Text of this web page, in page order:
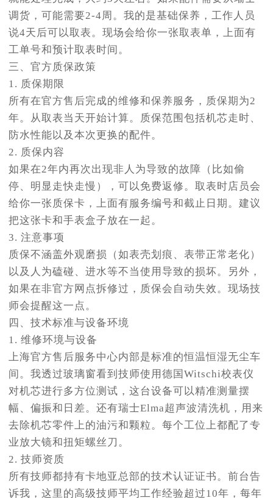
调货，可能需要2-4周。我的是基础保养，工作人员
说4天后可以取表。现场会给你一张取表单，上面有
工单号和预计取表时间。
三、官方质保政策
1. 质保期限
所有在官方售后完成的维修和保养服务，质保期为2
年。从取表当天开始计算。质保范围包括机芯走时、
防水性能以及本次更换的配件。
2. 质保内容
如果在2年内再次出现非人为导致的故障（比如偷
停、明显走快走慢），可以免费返修。取表时店员会
给你一张质保卡，上面有服务编号和截止日期。建议
把这张卡和手表盒子放在一起。
3. 注意事项
质保不涵盖外观磨损（如表壳划痕、表带正常老化）
以及人为磕碰、进水等不当使用导致的损坏。另外，
如果在非官方网点拆修过，质保会自动失效。现场技
师会提醒这一点。
四、技术标准与设备环境
1. 维修环境与设备
上海官方售后服务中心内部是标准的恒温恒湿无尘车
间。我透过玻璃窗看到技师使用德国Witschi校表仪
对机芯进行多方位测试，这台设备可以精准测量摆
幅、偏振和日差。还有瑞士Elma超声波清洗机，用来
去除机芯零件上的油污和颗粒。每个工位上都配了专
业放大镜和扭矩螺丝刀。
2. 技师资质
所有技师都持有卡地亚总部的技术认证证书。前台告
诉我，这里的高级技师平均工作经验超过10年，每年